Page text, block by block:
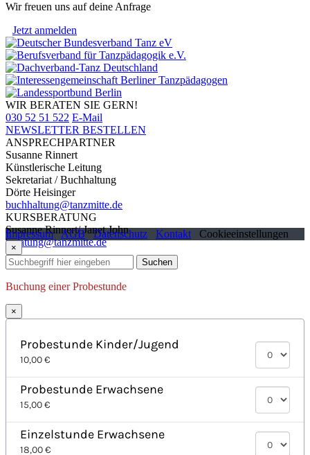
Wir freuen uns auf deine Anfrage
Jetzt anmelden
WIR BERATEN SIE GERN!
030 52 51 522 E-Mail
NEWSLETTER BESTELLEN
ANSPRECHPARTNER
Susanne Rinnert
Künstlerische Leitung
Sekretariat / Buchhaltung
Dörte Heisinger
buchhaltung@tanzmitte.de
KURSBERATUNG
Susanne Rinnert/ Janet John
beratung@tanzmitte.de
Impressum AGB Datenschutz Kontakt Cookieeinstellungen
×
Suchen
Buchung einer Probestunde
×